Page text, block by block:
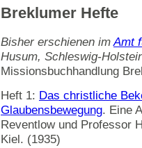
Breklumer Hefte
Bisher erschienen im Amt
Husum, Schleswig-
Missionsbuchhandlung
Heft 1: Das christliche
Glaubensbewegung. Eine
Reventlow und Professor
Kiel. (1935)